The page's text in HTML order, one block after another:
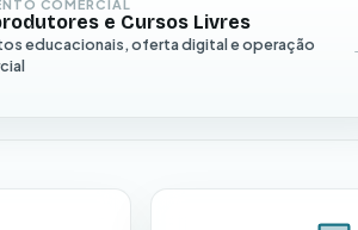
COMERCIAL
e Cursos Livres
educacionais, oferta digital e operação